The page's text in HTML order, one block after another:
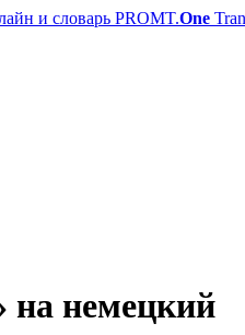
PROMT.One
на немецкий